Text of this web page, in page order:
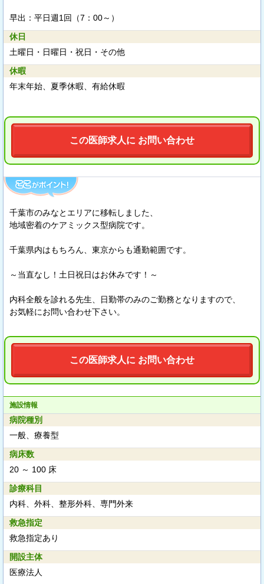
早出：平日週1回（7：00～）
休日
土曜日・日曜日・祝日・その他
休暇
年末年始、夏季休暇、有給休暇
この医師求人に お問い合わせ
千葉市のみなとエリアに移転しました、
地域密着のケアミックス型病院です。
千葉県内はもちろん、東京からも通勤範囲です。
～当直なし！土日祝日はお休みです！～
内科全般を診れる先生、日勤帯のみのご勤務となりますので、
お気軽にお問い合わせ下さい。
この医師求人に お問い合わせ
施設情報
病院種別
一般、療養型
病床数
20 ～ 100 床
診療科目
内科、外科、整形外科、専門外来
救急指定
救急指定あり
開設主体
医療法人